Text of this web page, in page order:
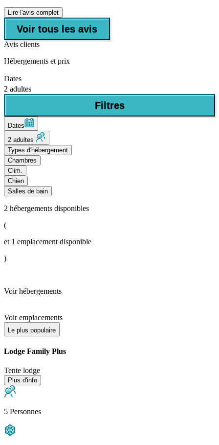
Lire l'avis complet
Voir tous les avis
Avis clients
Hébergements et prix
Dates
2 adultes
Filtres
Dates
2 adultes
Types d'hébergement
Chambres
Clim.
Chien
Salles de bain
2 hébergements disponibles
(
et 1 emplacement disponible
)
Voir hébergements
Voir emplacements
Le plus populaire
Lodge Family Plus
Tente lodge
Plus d'info
5 Personnes